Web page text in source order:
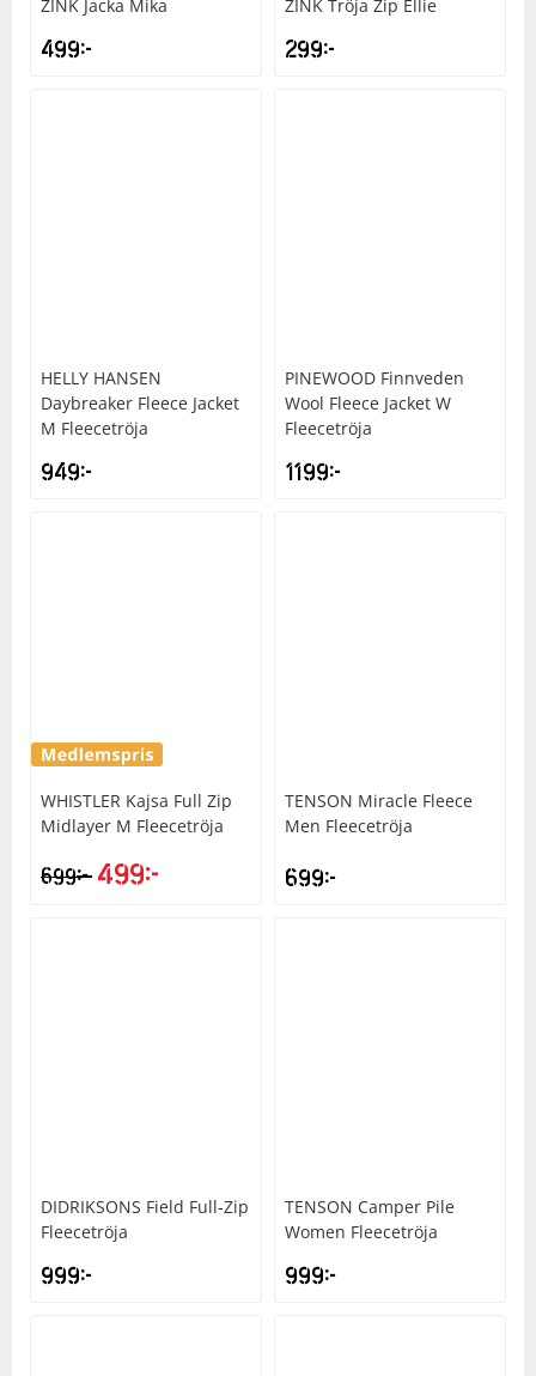
ZINK Jacka Mika
499kr
ZINK Tröja Zip Ellie
299kr
HELLY HANSEN
Daybreaker Fleece Jacket
M Fleecetröja
949kr
PINEWOOD Finnveden
Wool Fleece Jacket W
Fleecetröja
1199kr
WHISTLER Kajsa Full Zip
Midlayer M Fleecetröja
699kr 499kr
TENSON Miracle Fleece
Men Fleecetröja
699kr
DIDRIKSONS Field Full-Zip
Fleecetröja
999kr
TENSON Camper Pile
Women Fleecetröja
999kr